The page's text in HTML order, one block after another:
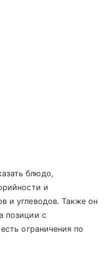
блюдо,
и
и углеводов. Также он
позиции с
ограничения по